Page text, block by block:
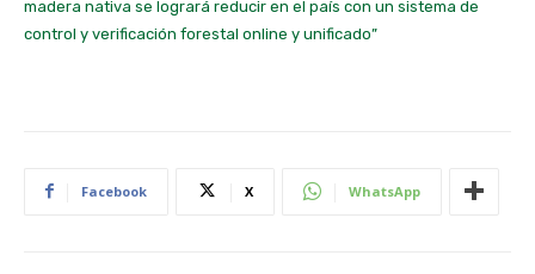
madera nativa se logrará reducir en el país con un sistema de
control y verificación forestal online y unificado”
Facebook X WhatsApp